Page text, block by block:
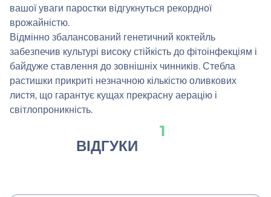
вашої уваги паростки відгукнуться рекордної
врожайністю.
Відмінно збалансований генетичний коктейль
забезпечив культурі високу стійкість до фітоінфекціям і
байдуже ставлення до зовнішніх чинників. Стебла
растишки прикриті незначною кількістю оливкових
листя, що гарантує кущах прекрасну аерацію і
світлопроникність.
ВІДГУКИ
1